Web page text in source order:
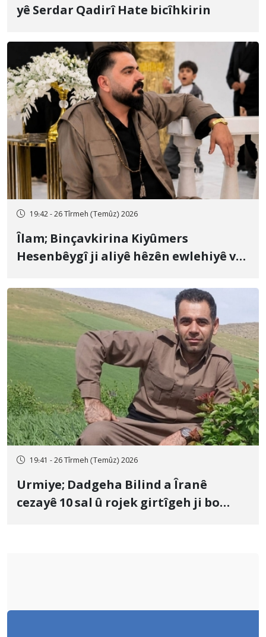
yê Serdar Qadirî Hate bicîhkirin
19:42 - 26 Tîrmeh (Temûz) 2026
Îlam; Binçavkirina Kiyûmers
Hesenbêygî ji aliyê hêzên ewlehiyê ve
19:41 - 26 Tîrmeh (Temûz) 2026
Urmiye; Dadgeha Bilind a Îranê
cezayê 10 sal û rojek girtîgeh ji bo